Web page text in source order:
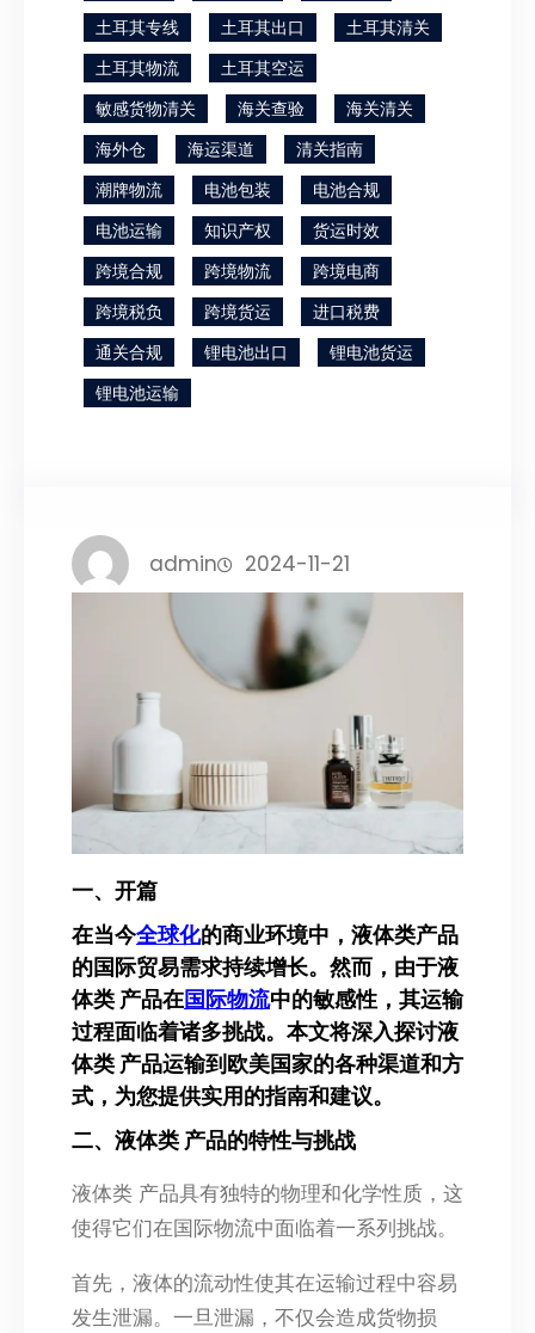
土耳其专线
土耳其出口
土耳其清关
土耳其物流
土耳其空运
敏感货物清关
海关查验
海关清关
海外仓
海运渠道
清关指南
潮牌物流
电池包装
电池合规
电池运输
知识产权
货运时效
跨境合规
跨境物流
跨境电商
跨境税负
跨境货运
进口税费
通关合规
锂电池出口
锂电池货运
锂电池运输
admin 2024-11-21
一、开篇
在当今全球化的商业环境中，液体类产品
的国际贸易需求持续增长。然而，由于液
体类 产品在国际物流中的敏感性，其运输
过程面临着诸多挑战。本文将深入探讨液
体类 产品运输到欧美国家的各种渠道和方
式，为您提供实用的指南和建议。
二、液体类 产品的特性与挑战
液体类 产品具有独特的物理和化学性质，这
使得它们在国际物流中面临着一系列挑战。
首先，液体的流动性使其在运输过程中容易
发生泄漏。一旦泄漏，不仅会造成货物损